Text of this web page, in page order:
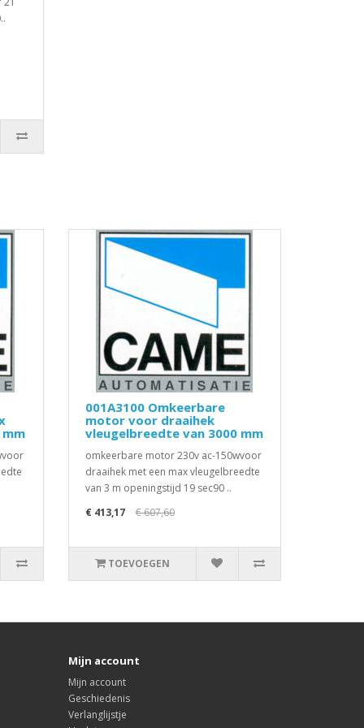
001A3100 Omkeerbare
motor voor draaihek
vleugelbreedte van 3000 mm
omkeerbare motor 230v ac-150wvoor
draaihek met een max vleugelbreedte
van 3 m openingstijd 19 sec90 ..
€ 413,17
€ 607,60
TOEVOEGEN
Mijn account
Mijn account
Geschiedenis
Verlanglijstje